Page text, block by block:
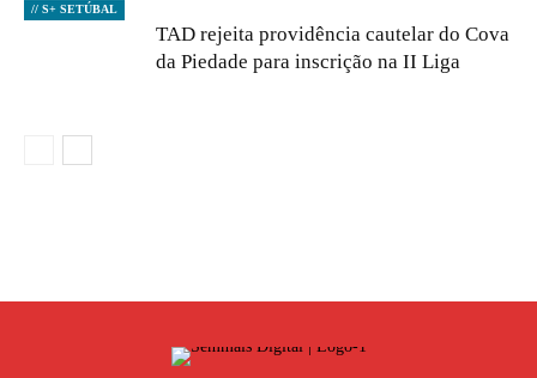
// S+ SETÚBAL
TAD rejeita providência cautelar do Cova
da Piedade para inscrição na II Liga